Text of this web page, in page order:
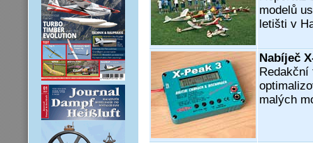
modelů
letišti v
Nabíječ
Redakční
malých